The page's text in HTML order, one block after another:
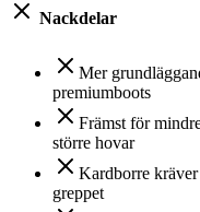
Nackdelar
Mer
premiumboots
Främst för
större hovar
Kardborre
greppet